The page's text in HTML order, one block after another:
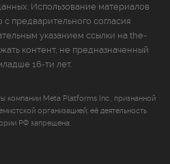
. Использование материалов
предварительного согласия
указанием ссылки на the-
контент, не предназначенный
16‑ти лет.
компании Meta Platforms Inc., признанной
организацией; её деятельность
РФ запрещена.